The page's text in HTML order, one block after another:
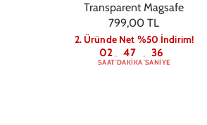
Transparent Magsafe
799,00 TL
2. Üründe Net %50 İndirim!
02
SAAT: 47
DAKIKA: 36
SANIYE